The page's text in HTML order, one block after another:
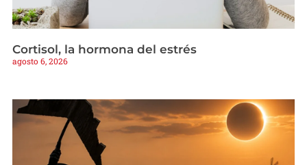
Cortisol, la hormona del estrés
agosto 6, 2026